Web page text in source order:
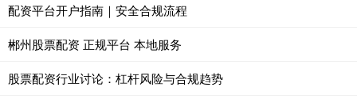
配资平台开户指南｜安全合规流程
郴州股票配资 正规平台 本地服务
股票配资行业讨论：杠杆风险与合规趋势